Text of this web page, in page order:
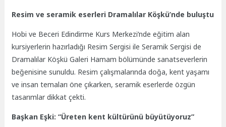
Resim ve seramik eserleri Dramalılar Köşkü’nde buluştu
Hobi ve Beceri Edindirme Kurs Merkezi’nde eğitim alan
kursiyerlerin hazırladığı Resim Sergisi ile Seramik Sergisi de
Dramalılar Köşkü Galeri Hamam bölümünde sanatseverlerin
beğenisine sunuldu. Resim çalışmalarında doğa, kent yaşamı
ve insan temaları öne çıkarken, seramik eserlerde özgün
tasarımlar dikkat çekti.
Başkan Eşki: “Üreten kent kültürünü büyütüyoruz”